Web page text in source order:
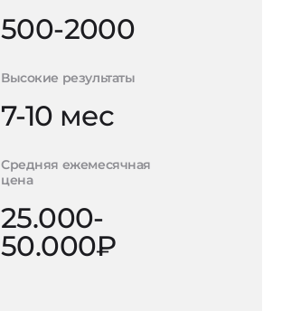
500-2000
Высокие результаты
7-10 мес
Средняя ежемесячная
цена
25.000-
50.000₽